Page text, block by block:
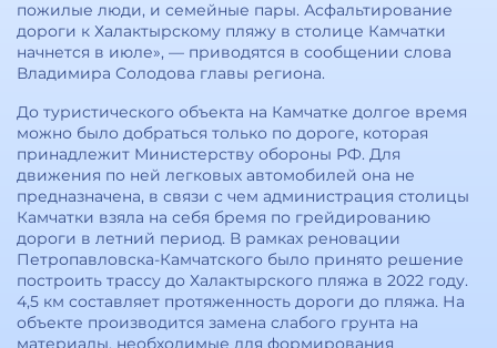
пожилые люди, и семейные пары. Асфальтирование
дороги к Халактырскому пляжу в столице Камчатки
начнется в июле», — приводятся в сообщении слова
Владимира Солодова главы региона.
До туристического объекта на Камчатке долгое время
можно было добраться только по дороге, которая
принадлежит Министерству обороны РФ. Для
движения по ней легковых автомобилей она не
предназначена, в связи с чем администрация столицы
Камчатки взяла на себя бремя по грейдированию
дороги в летний период. В рамках реновации
Петропавловска-Камчатского было принято решение
построить трассу до Халактырского пляжа в 2022 году.
4,5 км составляет протяженность дороги до пляжа. На
объекте производится замена слабого грунта на
материалы, необходимые для формирования